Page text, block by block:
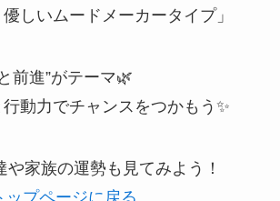
しいムードメーカータイプ」
前進”がテーマ🌿
動力でチャンスをつかもう✨
や家族の運勢も見てみよう！
ップページに戻る